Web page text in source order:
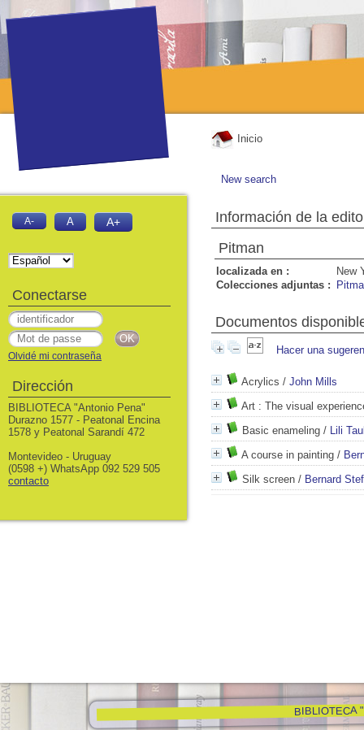
Inicio
New search
Información de la
Pitman
localizada en :
New
Colecciones adjuntas :
Documentos
Hacer una
Acrylics / John Mills
Art : The visual
Basic enameling / Lili
A course in painting /
Silk screen / Bernard
BIBLIOTECA
A- A A+
Conectarse
Olvidé mi contraseña
Dirección
BIBLIOTECA "Antonio Pena"
Durazno 1577 - Peatonal Encina
1578 y Peatonal Sarandí 472
Montevideo - Uruguay
(0598 +) WhatsApp 092 529 505
contacto